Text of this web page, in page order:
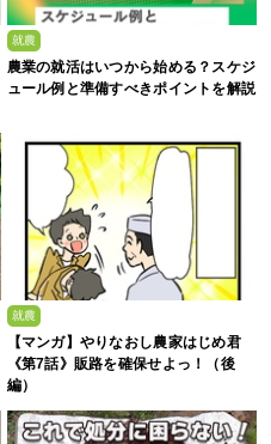
就農
農業の就活はいつから始める？スケジ
ュール例と準備すべきポイントを解説
就農
【マンガ】やりなおし農家はじめ君
《第7話》販路を確保せよっ！（後
編）